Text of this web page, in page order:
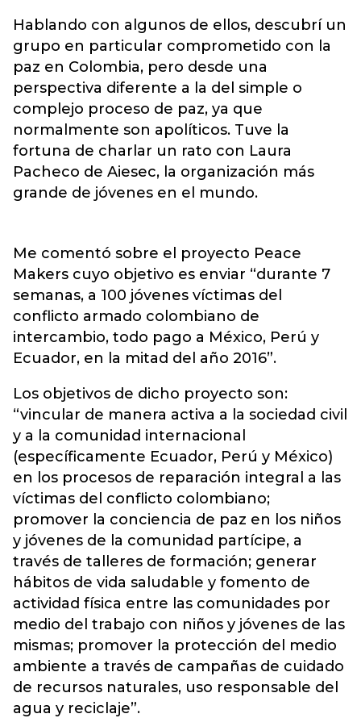
Hablando con algunos de ellos, descubrí un
grupo en particular comprometido con la
paz en Colombia, pero desde una
perspectiva diferente a la del simple o
complejo proceso de paz, ya que
normalmente son apolíticos. Tuve la
fortuna de charlar un rato con Laura
Pacheco de Aiesec, la organización más
grande de jóvenes en el mundo.
Me comentó sobre el proyecto Peace
Makers cuyo objetivo es enviar “durante 7
semanas, a 100 jóvenes víctimas del
conflicto armado colombiano de
intercambio, todo pago a México, Perú y
Ecuador, en la mitad del año 2016”.
Los objetivos de dicho proyecto son:
“vincular de manera activa a la sociedad civil
y a la comunidad internacional
(específicamente Ecuador, Perú y México)
en los procesos de reparación integral a las
víctimas del conflicto colombiano;
promover la conciencia de paz en los niños
y jóvenes de la comunidad partícipe, a
través de talleres de formación; generar
hábitos de vida saludable y fomento de
actividad física entre las comunidades por
medio del trabajo con niños y jóvenes de las
mismas; promover la protección del medio
ambiente a través de campañas de cuidado
de recursos naturales, uso responsable del
agua y reciclaje”.